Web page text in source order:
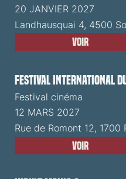
20 JANVIER 2027
Landhausquai 4, 4500
Voir
Festival International
Festival cinéma
12 MARS 2027
Rue de Romont 12, 1700
Voir